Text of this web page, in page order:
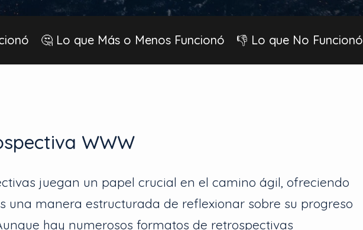
🤔 Lo que Más o Menos Funcionó 👎 Lo que No Funcionó
WWW
juegan un papel crucial en el camino ágil, ofreciendo
una manera estructurada de reflexionar sobre su progreso
hay numerosos formatos de retrospectivas